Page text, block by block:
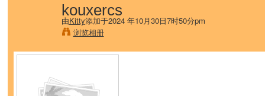
kouxercs
由Kitty添加于2024 年10月30日7时50分pm
浏览相册